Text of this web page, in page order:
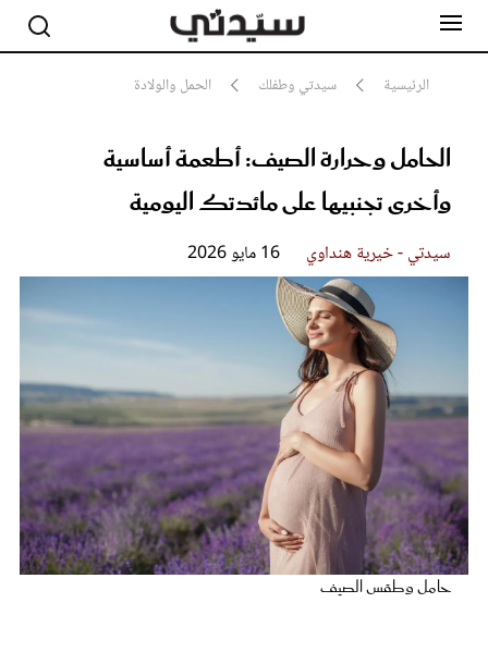
الرئيسية سيدتي وطفلك الحمل والولادة
الحامل وحرارة الصيف: أطعمة أساسية
وأخرى تجنبيها على مائدتك اليومية
سيدتي - خيرية هنداوي 16 مايو 2026
حامل وطقس الصيف
مشاهير
جمال
سيدتي وطفلك
لايف ستايل
مطبخ سيدتي
مقالات الرأي
تقارير
عروس سيدتي